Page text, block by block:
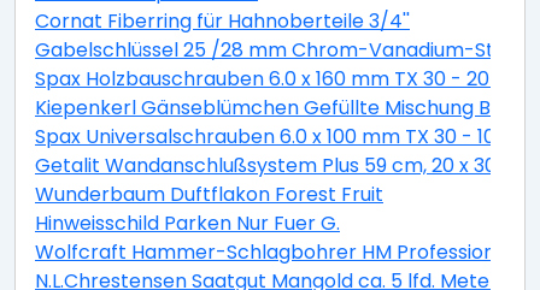
Cornat Fiberring für Hahnoberteile 3/4''
Gabelschlüssel 25 /28 mm Chrom-Vanadium-Stahl
Spax Holzbauschrauben 6.0 x 160 mm TX 30 - 20 Stk.
Kiepenkerl Gänseblümchen Gefüllte Mischung Bellis
Spax Universalschrauben 6.0 x 100 mm TX 30 - 10 Stk.
Getalit Wandanschlußsystem Plus 59 cm, 20 x 30
Wunderbaum Duftflakon Forest Fruit
Hinweisschild Parken Nur Fuer G.
Wolfcraft Hammer-Schlagbohrer HM Professional
N.L.Chrestensen Saatgut Mangold ca. 5 lfd. Meter